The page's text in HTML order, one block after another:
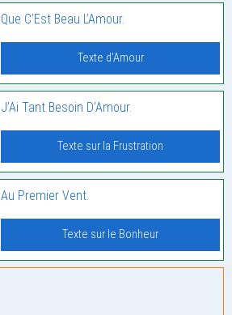
Que C’Est Beau L’Amour.
Texte d'Amour
J’Ai Tant Besoin D’Amour.
Texte sur la Frustration
Au Premier Vent.
Texte sur le Bonheur